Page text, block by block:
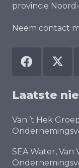
provincie
Neem contact
Laatste
Van ’t Hek
SEA Water,